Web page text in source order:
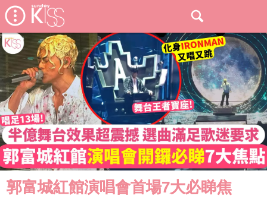
郭富城紅館演唱會首場7大必睇焦